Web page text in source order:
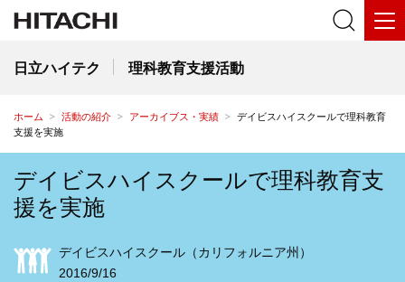
日立ハイテク 理科教育支援活動
ホーム 活動の紹介 アーカイブス・実績
デイビスハイスクールで理科教育
支援を実施
デイビスハイスクールで理科教育支
援を実施
デイビスハイスクール（カリフォルニア州）
2016/9/16